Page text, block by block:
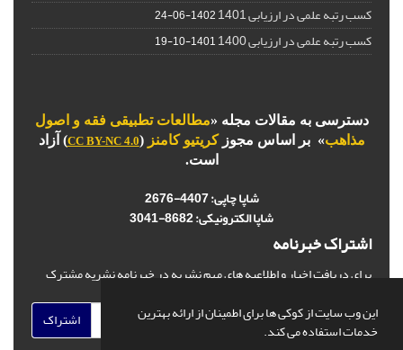
این وب سایت از کوکی ها برای اطمینان از ارائه بهترین
خدمات استفاده می کند.
کسب رتبه علمی در ارزیابی 1401 1402-06-24
کسب رتبه علمی در ارزیابی 1400 1401-10-19
دسترسی به مقالات مجله «مطالعات تطبیقی فقه و اصول
مذاهب» بر اساس مجوزکریتیو کامنز (
CC BY-NC 4.0) آزاد
است.
شاپا چاپی:4407-2676
شاپا الکترونیکی:3041-8682
اشتراک خبرنامه
برای دریافت اخبار و اطلاعیه های مهم نشریه در خبرنامه نشریه مشترک
اشتراک